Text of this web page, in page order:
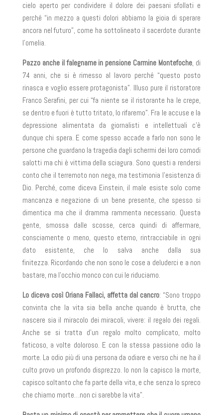
cielo aperto per condividere il dolore dei paesani sfollati e
perché “in mezzo a questi dolori abbiamo la gioia di sperare
ancora nel futuro”, come ha sottolineato il sacerdote durante
l’omelia.
Pazzo anche il falegname in pensione Carmine Montefoche, di
74 anni, che si è rimesso al lavoro perché “questo posto
rinasca e voglio essere protagonista”. Illuso pure il ristoratore
Franco Serafini, per cui “fa niente se il ristorante ha le crepe,
se dentro e fuori è tutto tritato, lo rifaremo”. Fra le accuse e la
depressione alimentata da giornalisti e intellettuali c’è
dunque chi spera. E come spesso accade a farlo non sono le
persone che guardano la tragedia dagli schermi dei loro comodi
salotti ma chi è vittima della sciagura. Sono questi a rendersi
conto che il terremoto non nega, ma testimonia l’esistenza di
Dio. Perché, come diceva Einstein, il male esiste solo come
mancanza e negazione di un bene presente, che spesso si
dimentica ma che il dramma rammenta necessario. Questa
gente, smossa dalle scosse, cerca quindi di affermare,
consciamente o meno, questo eterno, rintracciabile in ogni
dato esistente, che lo salva anche dalla sua
finitezza. Ricordando che non sono le cose a deluderci e a non
bastare, ma l’occhio monco con cui le riduciamo.
Lo diceva così Oriana Fallaci, affetta dal cancro: “Sono troppo
convinta che la vita sia bella anche quando è brutta, che
nascere sia il miracolo dei miracoli, vivere: il regalo dei regali.
Anche se si tratta d’un regalo molto complicato, molto
faticoso, a volte doloroso. E con la stessa passione odio la
morte. La odio più di una persona da odiare e verso chi ne ha il
culto provo un profondo disprezzo. Io non la capisco la morte,
capisco soltanto che fa parte della vita, e che senza lo spreco
che chiamo morte…non ci sarebbe la vita”.